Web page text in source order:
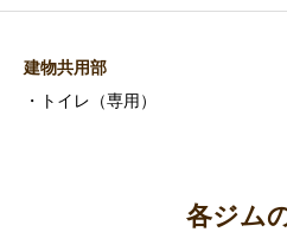
建物共用部
・トイレ（専用）
各ジム